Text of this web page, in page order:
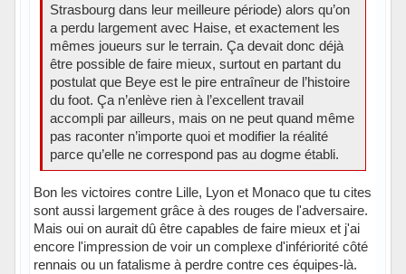
Strasbourg dans leur meilleure période) alors qu’on
a perdu largement avec Haise, et exactement les
mêmes joueurs sur le terrain. Ça devait donc déjà
être possible de faire mieux, surtout en partant du
postulat que Beye est le pire entraîneur de l’histoire
du foot. Ça n’enlève rien à l’excellent travail
accompli par ailleurs, mais on ne peut quand même
pas raconter n’importe quoi et modifier la réalité
parce qu’elle ne correspond pas au dogme établi.
Bon les victoires contre Lille, Lyon et Monaco que tu cites
sont aussi largement grâce à des rouges de l'adversaire.
Mais oui on aurait dû être capables de faire mieux et j'ai
encore l'impression de voir un complexe d'infériorité côté
rennais ou un fatalisme à perdre contre ces équipes-là.